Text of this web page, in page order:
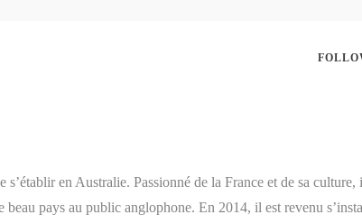
en Australie. Passionné de la France et de sa
pays au public anglophone. En 2014, il est revenu